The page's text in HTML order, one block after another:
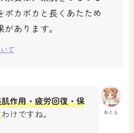
ポカポカと長くあたため
あります。
て
おとも
作用・疲労回復・保
わけですね。